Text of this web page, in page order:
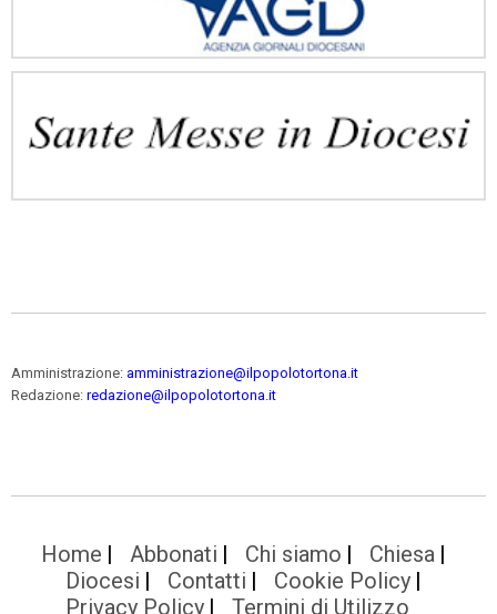
Amministrazione: amministrazione@ilpopolotortona.it
Redazione: redazione@ilpopolotortona.it
Home Abbonati Chi siamo
Chiesa
Diocesi
Contatti
Cookie Policy
Privacy Policy
Termini di Utilizzo